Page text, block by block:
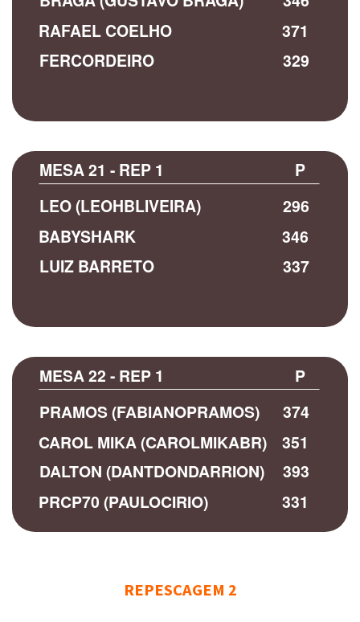
371
RAFAEL COELHO
329
FERCORDEIRO
P
MESA 21 - REP 1
296
346
LEO (LEOHBLIVEIRA)
BABYSHARK
337
LUIZ BARRETO
P
MESA 22 - REP 1
374
351
PRAMOS (FABIANOPRAMOS)
CAROL MIKA (CAROLMIKABR)
393
331
DALTON (DANTDONDARRION)
PRCP70 (PAULOCIRIO)
REPESCAGEM 2